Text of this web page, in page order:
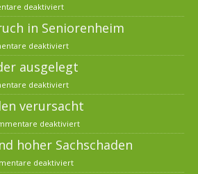
deaktiviert
in Seniorenheim
deaktiviert
ausgelegt
deaktiviert
verursacht
deaktiviert
hoher Sachschaden
deaktiviert